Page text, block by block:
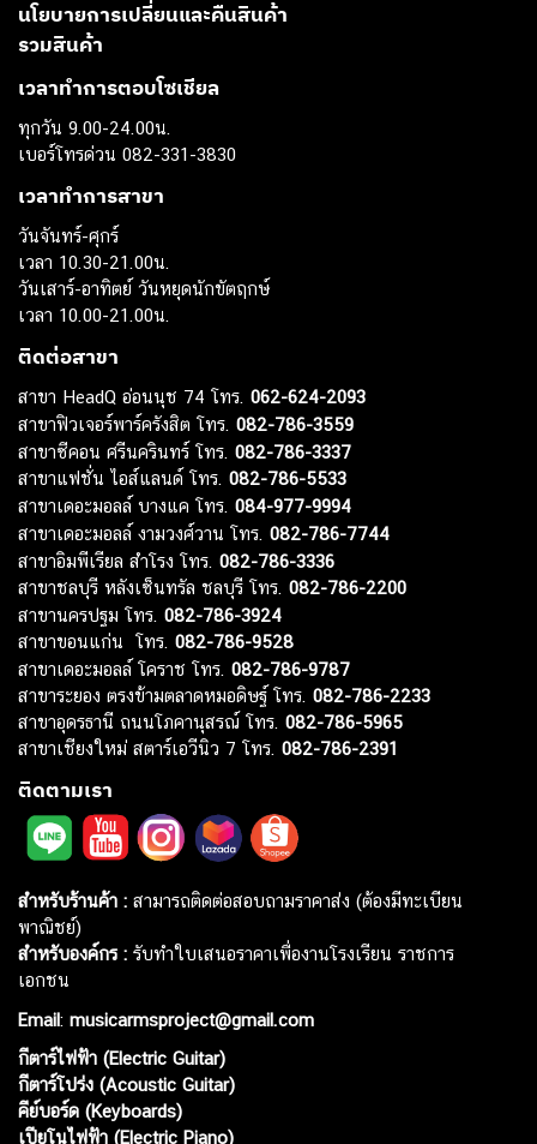
นโยบายการเปลี่ยนและคืนสินค้า
รวมสินค้า
เวลาทำการตอบโซเชียล
ทุกวัน 9.00-24.00น.
เบอร์โทรด่วน 082-331-3830
เวลาทำการสาขา
วันจันทร์-ศุกร์
เวลา 10.30-21.00น.
วันเสาร์-อาทิตย์ วันหยุดนักขัตฤกษ์
เวลา 10.00-21.00น.
ติดต่อสาขา
สาขา HeadQ อ่อนนุช 74 โทร. 062-624-2093
สาขาฟิวเจอร์พาร์ครังสิต โทร. 082-786-3559
สาขาซีคอน ศรีนครินทร์ โทร. 082-786-3337
สาขาแฟชั่น ไอส์แลนด์ โทร. 082-786-5533
สาขาเดอะมอลล์ บางแค โทร. 084-977-9994
สาขาเดอะมอลล์ งามวงศ์วาน โทร. 082-786-7744
สาขาอิมพีเรียล สำโรง โทร. 082-786-3336
สาขาชลบุรี หลังเซ็นทรัล ชลบุรี โทร. 082-786-2200
สาขานครปฐม โทร. 082-786-3924
สาขาขอนแก่น โทร. 082-786-9528
สาขาเดอะมอลล์ โคราช โทร. 082-786-9787
สาขาระยอง ตรงข้ามตลาดหมอดิษฐ์ โทร. 082-786-2233
สาขาอุดรธานี ถนนโภคานุสรณ์ โทร. 082-786-5965
สาขาเชียงใหม่ สตาร์เอวีนิว 7 โทร. 082-786-2391
ติดตามเรา
สำหรับร้านค้า : สามารถติดต่อสอบถามราคาส่ง (ต้องมีทะเบียน
พาณิชย์)
สำหรับองค์กร : รับทำใบเสนอราคาเพื่องานโรงเรียน ราชการ
เอกชน
Email: musicarmsproject@gmail.com
กีตาร์ไฟฟ้า (Electric Guitar)
กีตาร์โปร่ง (Acoustic Guitar)
คีย์บอร์ด (Keyboards)
เปียโนไฟฟ้า (Electric Piano)